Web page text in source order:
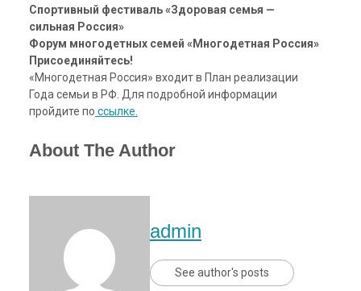
Спортивный фестиваль «Здоровая семья —
сильная Россия»
Форум многодетных семей «Многодетная Россия»
Присоединяйтесь!
«Многодетная Россия» входит в План реализации
Года семьи в РФ. Для подробной информации
пройдите по ссылке.
About The Author
admin
See author's posts